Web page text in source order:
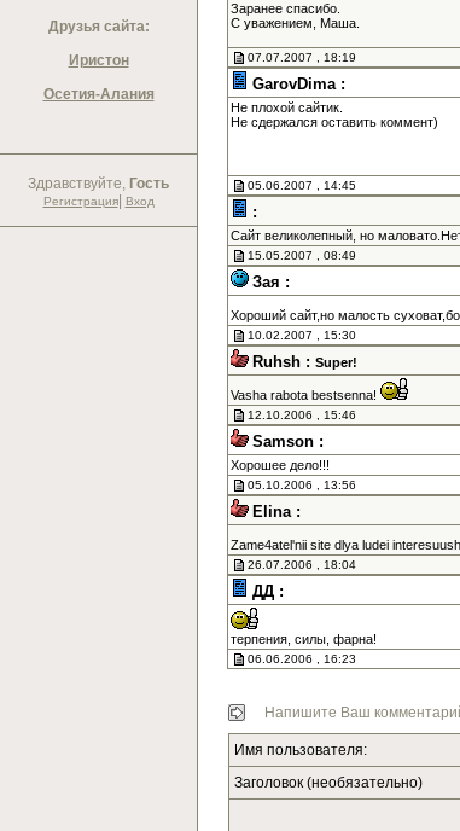
Друзья сайта:
Иристон
Осетия-Алания
Здравствуйте, Гость
Регистрация| Вход
Заранее спасибо.
С уважением, Маша.
07.07.2007 , 18:19
GarovDima :
Не плохой сайтик.
Не сдержался оставить коммент)
05.06.2007 , 14:45
:
Сайт великолепный, но
15.05.2007 , 08:49
Зая :
Хороший сайт,но малость
10.02.2007 , 15:30
Ruhsh : Super!
Vasha rabota bestsenna!
12.10.2006 , 15:46
Samson :
Хорошее дело!!!
05.10.2006 , 13:56
Elina :
Zame4atel'nii site dlya ludei
26.07.2006 , 18:04
ДД :
терпения, силы, фарна!
06.06.2006 , 16:23
Напишите Ваш
Имя пользователя:
Заголовок (необязательно)